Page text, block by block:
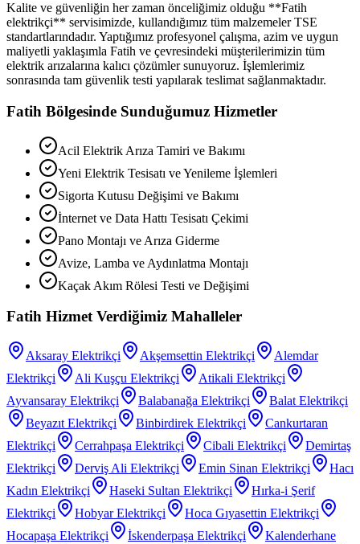
Kalite ve güvenliğin her zaman önceliğimiz olduğu **Fatih
elektrikçi** servisimizde, kullandığımız tüm malzemeler TSE
standartlarındadır. Yaptığımız profesyonel çalışma, azim ve uygun
maliyetli yaklaşımla Fatih ve çevresindeki müşterilerimizin tüm
elektrik arızalarına kalıcı çözümler sunuyoruz. İşlemlerimiz
sonrasında tam güvenlik testi yapılarak teslimat sağlanmaktadır.
Fatih Bölgesinde Sunduğumuz Hizmetler
Acil Elektrik Arıza Tamiri ve Bakımı
Yeni Elektrik Tesisatı ve Yenileme İşlemleri
Sigorta Kutusu Değişimi ve Bakımı
İnternet ve Data Hattı Tesisatı Çekimi
Pano Montajı ve Arıza Giderme
Avize, Lamba ve Aydınlatma Montajı
Kaçak Akım Rölesi Testi ve Değişimi
Fatih Hizmet Verdiğimiz Mahalleler
Aksaray Elektrikçi Akşemsettin Elektrikçi
Alemdar
Elektrikçi
Ali Kuşçu Elektrikçi Atikali Elektrikçi
Ayvansaray Elektrikçi Balabanağa Elektrikçi Balat Elektrikçi
Beyazıt Elektrikçi Binbirdirek Elektrikçi
Cankurtaran
Elektrikçi
Cerrahpaşa Elektrikçi Cibali Elektrikçi
Demirtaş
Elektrikçi
Derviş Ali Elektrikçi Emin Sinan Elektrikçi
Hacı
Kadın Elektrikçi Haseki Sultan Elektrikçi
Hırka-i Şerif
Elektrikçi
HobyarElektrikçi Hoca Gıyasettin Elektrikçi
Hocapaşa Elektrikçi İskenderpaşa Elektrikçi
Kalenderhane